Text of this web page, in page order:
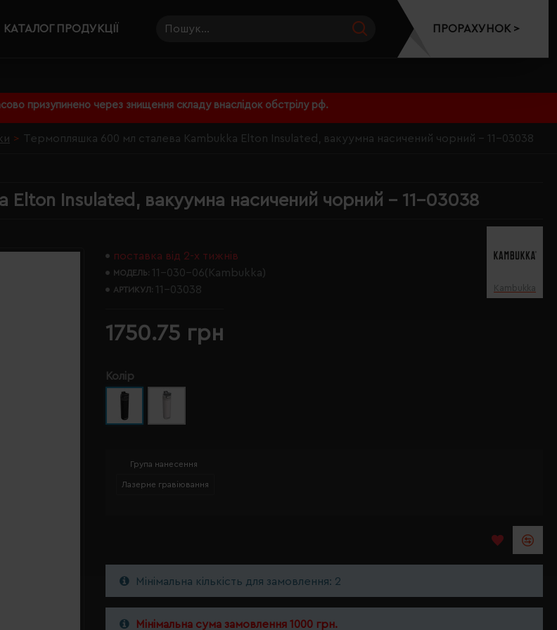
призупинено через знищення складу внаслідок обстрілу рф.
КАТАЛОГ ПРОДУКЦІЇ ПРОРАХУНОК >
Термопляшка 600 мл сталева Kambukka Elton Insulated, вакуумна насичений чорний - 11-03038
Insulated, вакуумна насичений чорний - 11-03038
поставка від 2-х тижнів
МОДЕЛЬ: 11-030-06(Kambukka)
АРТИКУЛ: 11-03038 Kambukka
1750.75 грн
Колір
Група нанесення
Лазерне гравіювання
Мінімальна кількість для замовлення: 2
Мінімальна сума замовлення 1000 грн.